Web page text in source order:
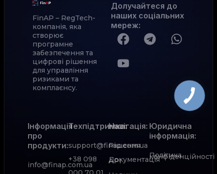
FinAP – RegTech-
компанія, яка
створює
програмне
забезпечення та
цифрові рішення
для управління
ризиками та
комплаєнсу.
Долучайтеся до
наших соціальних
мереж:
Інформація
про
продукти:
info@finap.com.ua
Техпідтримка:
support@finap.com.ua
+38 098
Рішення
Документація
АРІ
Навігація: Юридична
інформація:
Політика
конфіденційності